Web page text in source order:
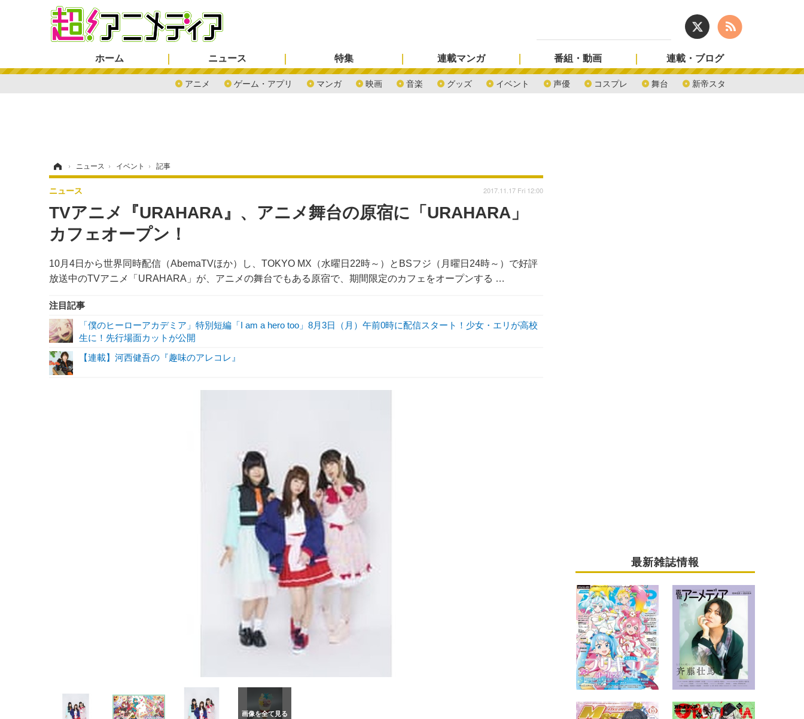
ホーム ニュース
アニメ ゲーム・アプリ マンガ 映画 音楽 グッズ イベント 声優 コスプレ 舞台 新帝スタ
特集 連載マンガ 番組・動画 連載・ブログ
› ニュース › イベント › 記事
TVアニメ『URAHARA』、アニメ舞台の原宿に「URAHARA」
カフェオープン！
10月4日から世界同時配信（AbemaTVほか）し、TOKYO MX（水曜日22時～）とBSフジ（月曜日24時～）で好評
放送中のTVアニメ「URAHARA」が、アニメの舞台でもある原宿で、期間限定のカフェをオープンする …
ニュース 2017.11.17 Fri 12:00
注目記事
「僕のヒーローアカデミア」特別短編「I am a hero too」8月3日（月）午前0時に配信スタート！少女・エリが高校
生に！先行場面カットが公開
【連載】河西健吾の『趣味のアレコレ』
最新雑誌情報